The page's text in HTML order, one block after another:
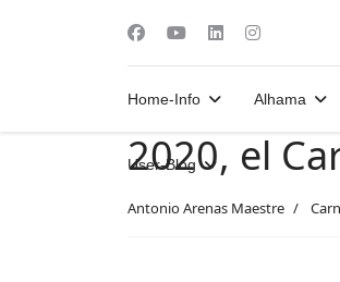
Home-Info Alhama
User-Blog
2020, el
Antonio Arenas Maestre